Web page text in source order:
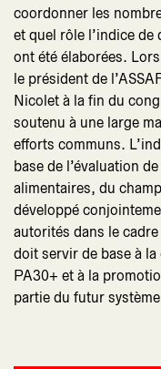
coordonner les
et quel rôle l’indice
ont été élaborées.
le président de
Nicolet à la fin du
soutenu à une large
efforts communs.
base de l’évaluation
alimentaires, du
développé
autorités dans le
doit servir de base à
PA30+ et à la
partie du futur